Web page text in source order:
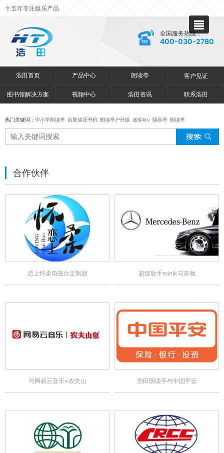
十五年专注娱乐产品
全国服务热线：
400-030-2780
浩田首页 产品中心 朗读亭 客户见证
图书馆解决方案 视频中心 浩田资讯 联系浩田
热门关键词： 中小学朗读亭 自助借还书机 朗读亭户外版 迷你ktv 隔音亭 朗读亭
合作伙伴
恋上怀柔电视台定制朗 超级歌手minik与奔驰
与网易云音乐×农夫山 浩田朗读亭与中国平安